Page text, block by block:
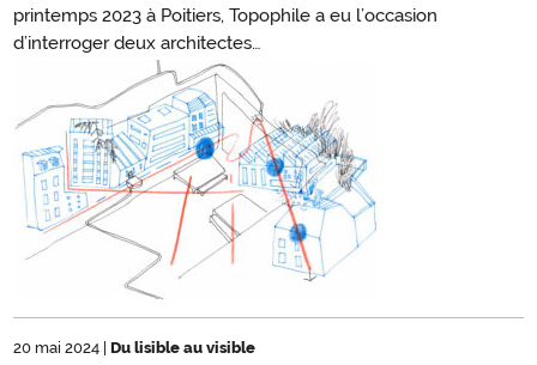
printemps 2023 à Poitiers, Topophile a eu l’occasion
d’interroger deux architectes…
20 mai 2024 Du lisible au visible